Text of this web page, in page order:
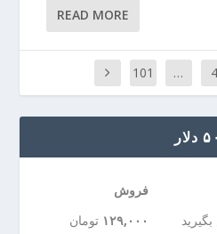
READ MORE
4
…
101
فروش
۱۲۹,۰۰۰ تومان